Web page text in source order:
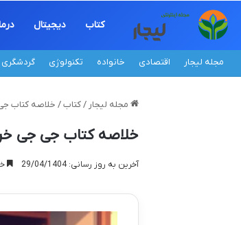
کتاب دیجیتال
مجله لیجار اقتصادی خانواده تکنولوژی گردشگری
مجله لیجار / کتاب / خلاصه کتاب
خلاصه کتاب جی جی
آخرین به روز رسانی: 29/04/1404